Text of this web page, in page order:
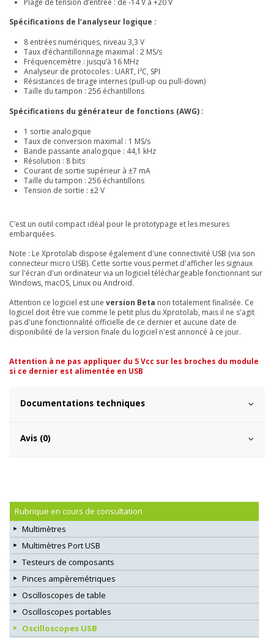
Spécifications de l’analyseur logique :
8 entrées numériques, niveau 3,3 V
Taux d’échantillonnage maximal : 2 MS/s
Fréquencemètre : jusqu’à 16 MHz
Analyseur de protocoles : UART, I²C, SPI
Résistances de tirage internes (pull-up ou pull-down)
Taille du tampon : 256 échantillons
Spécifications du générateur de fonctions (AWG) :
1 sortie analogique
Taux de conversion maximal : 1 MS/s
Bande passante analogique : 44,1 kHz
Résolution : 8 bits
Courant de sortie supérieur à ±7 mA
Taille du tampon : 256 échantillons
Tension de sortie : ±2 V
C’est un outil compact idéal pour le prototypage et les mesures
embarquées.
Note : Le Xprotolab dispose également d'une connectivité USB (via son
connecteur micro USB). Cette sortie vous permet d'afficher les signaux
sur l'écran d'un ordinateur via un logiciel téléchargeable fonctionnant sur
Windows, macOS, Linux ou Android.
Attention ce logiciel est une version Beta non totalement finalisée. Ce
logiciel doit être vue comme le petit plus du Xprotolab, mais il ne s'agit
pas d'une fonctionnalité officielle de ce dernier et aucune date de
disponibilité de la version finale du logiciel n'est annoncé à ce jour.
Attention à ne pas appliquer du 5 Vcc sur les broches du module
si ce dernier est alimentée en USB
Documentations techniques
Avis (0)
Rubrique en cours de consultation
Multimètres
Multimètres Port USB
Testeurs de composants
Pinces ampèremétriques
Oscilloscopes de table
Oscilloscopes portables
Oscilloscopes USB